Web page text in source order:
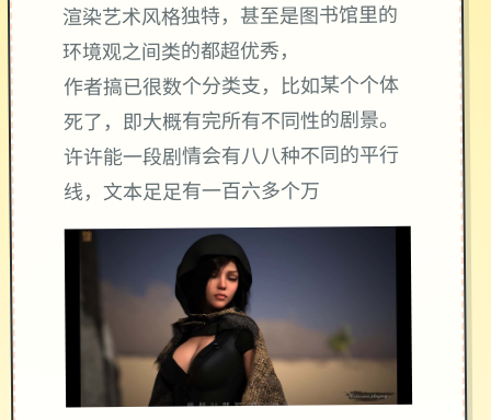
渲染艺术风格独特，甚至是图书馆里的
环境观之间类的都超优秀，
作者搞已很数个分类支，比如某个个体
死了，即大概有完所有不同性的剧景。
许许能一段剧情会有八八种不同的平行
线，文本足足有一百六多个万